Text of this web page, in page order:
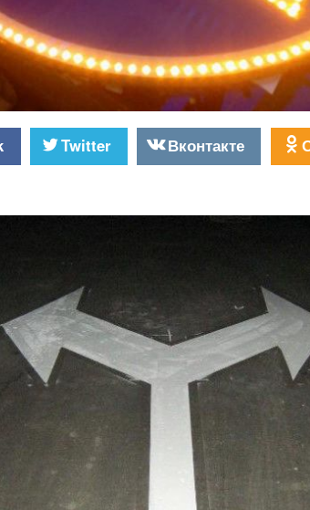
Twitter Вконтакте